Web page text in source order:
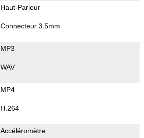
Haut-Parleur
Connecteur 3.5mm
MP3
WAV
MP4
H.264
Accéléromètre